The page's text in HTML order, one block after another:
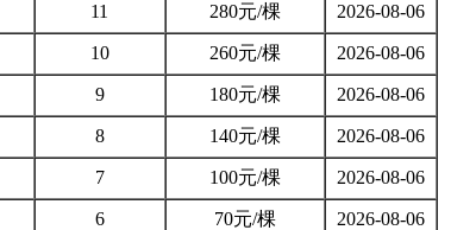
11 280元/棵 2026-08-06
10 260元/棵 2026-08-06
9 180元/棵 2026-08-06
8 140元/棵 2026-08-06
7 100元/棵 2026-08-06
6 70元/棵
2026-08-06